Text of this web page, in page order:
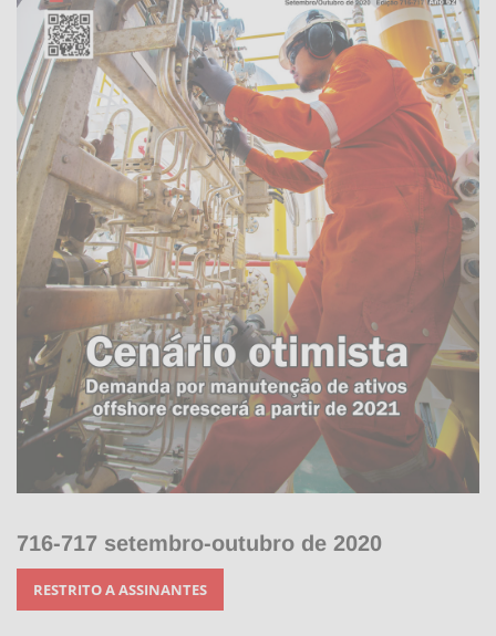
716-717 setembro-outubro de 2020
RESTRITO A ASSINANTES